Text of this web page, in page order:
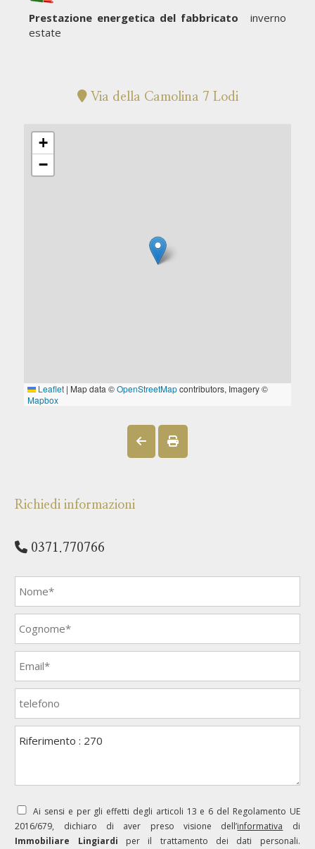
Prestazione energetica del fabbricato
inverno
estate
Via della Camolina 7 Lodi
Richiedi informazioni
0371.770766
Ai sensi e per gli effetti degli articoli 13 e 6 del Regolamento UE
2016/679, dichiaro di aver preso visione dell’informativa di
Immobiliare Lingiardi per il trattamento dei dati personali.